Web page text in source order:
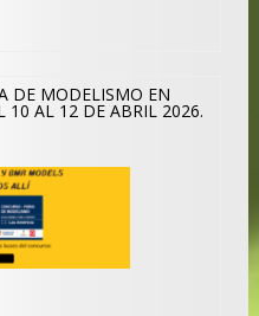
DE MODELISMO EN
10 AL 12 DE ABRIL 2026.